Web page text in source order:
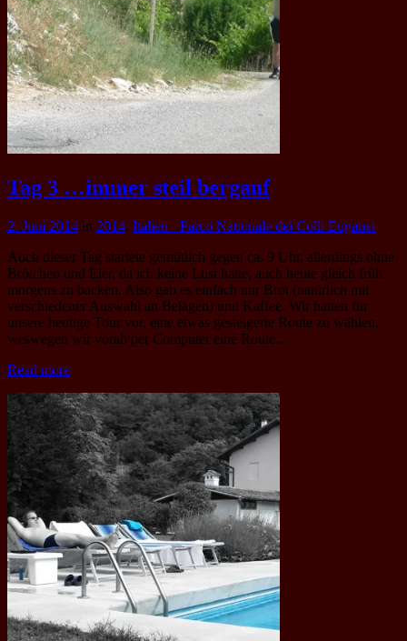
Tag 3 …immer steil bergauf
2. Juni 2014 in 2014, Italien - Parco Nationale dei Colli Euganei
Auch dieser Tag startete gemütlich gegen ca. 9 Uhr, allerdings ohne
Brötchen und Eier, da ich keine Lust hatte, auch heute gleich früh
morgens zu backen. Also gab es einfach nur Brot (natürlich mit
verschiedener Auswahl an Belägen) und Kaffee. Wir hatten für
unsere heutige Tour vor, eine etwas gesteigerte Route zu wählen,
weswegen wir vorab per Computer eine Route…
Read more